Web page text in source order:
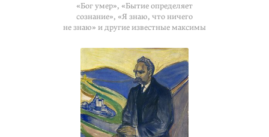
«Бог умер», «Бытие определяет
сознание», «Я знаю, что ничего
не знаю» и другие известные максимы